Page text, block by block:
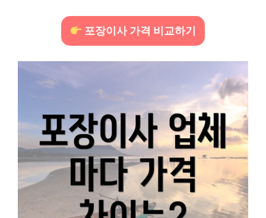
포장이사 가격 비교하기